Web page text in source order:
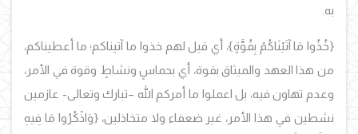
به.
{خُذُوا مَا آتَيْنَاكُمْ بِقُوَّةٍ}، أي قيل لهم خذوا ما آتيناكم؛ ما أعطيناكم،
من هذا العهد والميثاق بقوة، أي بحماسٍ ونشاطٍ وقوة في الأمر،
وعدم تهاون فيه، بل اعملوا ما أمركم الله –تبارك وتعالى- عازمين
نشطين في هذا الأمر، غير ضعفاء ولا متخاذلين، {وَاذْكُرُوا مَا فِيهِ